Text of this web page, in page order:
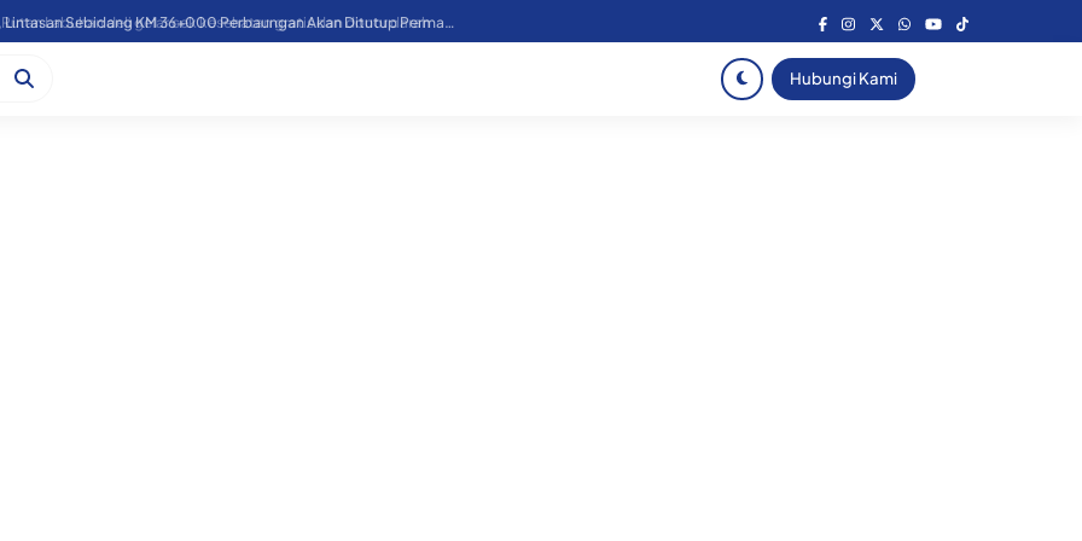
Atasi Laka Kereta Api, Lintasan Sebidang KM 36+000 Perbaungan Akan Ditutup Permanen
Hubungi Kami